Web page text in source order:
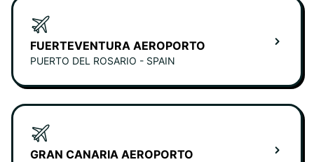
FUERTEVENTURA AEROPORTO
PUERTO DEL ROSARIO - SPAIN
GRAN CANARIA AEROPORTO